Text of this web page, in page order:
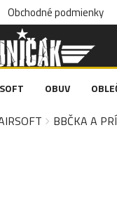
Obchodné podmienky
OBUV
BBČKA A